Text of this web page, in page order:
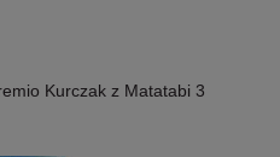
Kurczak z Matatabi 3